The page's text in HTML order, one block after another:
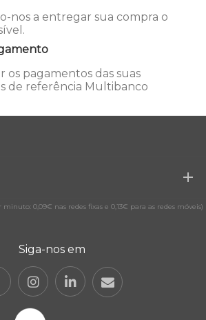
nos a entregar sua compra o
os pagamentos das suas
de referência Multibanco
0,09€ nas redes fixas e 0,13€ para as redes móveis)
Siga-nos em